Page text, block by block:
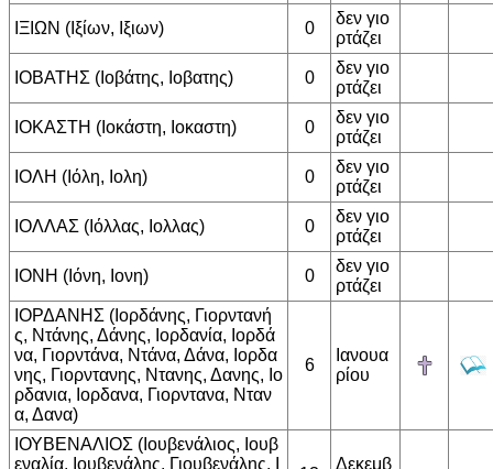
ΙΞΙΩΝ (Ιξίων, Ιξιων) 0
δεν γιο
ρτάζει
ΙΟΒΑΤΗΣ (Ιοβάτης, Ιοβατης) 0
δεν γιο
ρτάζει
ΙΟΚΑΣΤΗ (Ιοκάστη, Ιοκαστη) 0
δεν γιο
ρτάζει
ΙΟΛΗ (Ιόλη, Ιολη) 0
δεν γιο
ρτάζει
ΙΟΛΛΑΣ (Ιόλλας, Ιολλας) 0
δεν γιο
ρτάζει
ΙΟΝΗ (Ιόνη, Ιονη) 0
δεν γιο
ρτάζει
ΙΟΡΔΑΝΗΣ (Ιορδάνης, Γιορντανή
ς, Ντάνης, Δάνης, Ιορδανία, Ιορδά
να, Γιορντάνα, Ντάνα, Δάνα, Ιορδα
νης, Γιορντανης, Ντανης, Δανης, Ιο
ρδανια, Ιορδανα, Γιορντανα, Νταν
α, Δανα)
6
Ιανουα
ρίου
ΙΟΥΒΕΝΑΛΙΟΣ (Ιουβενάλιος, Ιουβ
εναλία, Ιουβενάλης, Γιουβενάλης, Ι
Δεκεμβ